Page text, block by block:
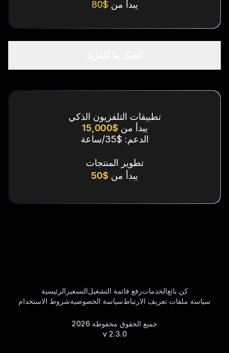
يبدأ من $80
تطبيقات التلفزيون الذكي
يبدأ من $15,000
الدعم: $35/ساعة
تطوير المنتجات
يبدأ من $50
الرئيسية التسعيررفع قائمة التشغيلالخدماتكن بائع
شروط الاستخدامسياسة الخصوصيةسياسة ملفات تعريف الارتباط
2026 جميع الحقوق محفوظة
v 2.3.0